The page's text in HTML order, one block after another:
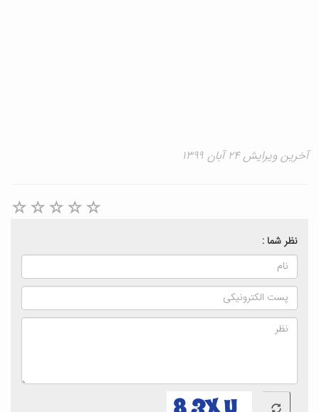
آخرین ویرایش ۲۴ آبان ۱۳۹۹
نظر شما :